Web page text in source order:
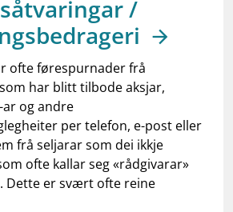
investorer
/
ofte førespurnader frå
har blitt tilbode aksjar,
ar og andre
per telefon, e-post eller
frå seljarar som dei ikkje
ofte kallar seg «rådgivarar»
Dette er svært ofte reine